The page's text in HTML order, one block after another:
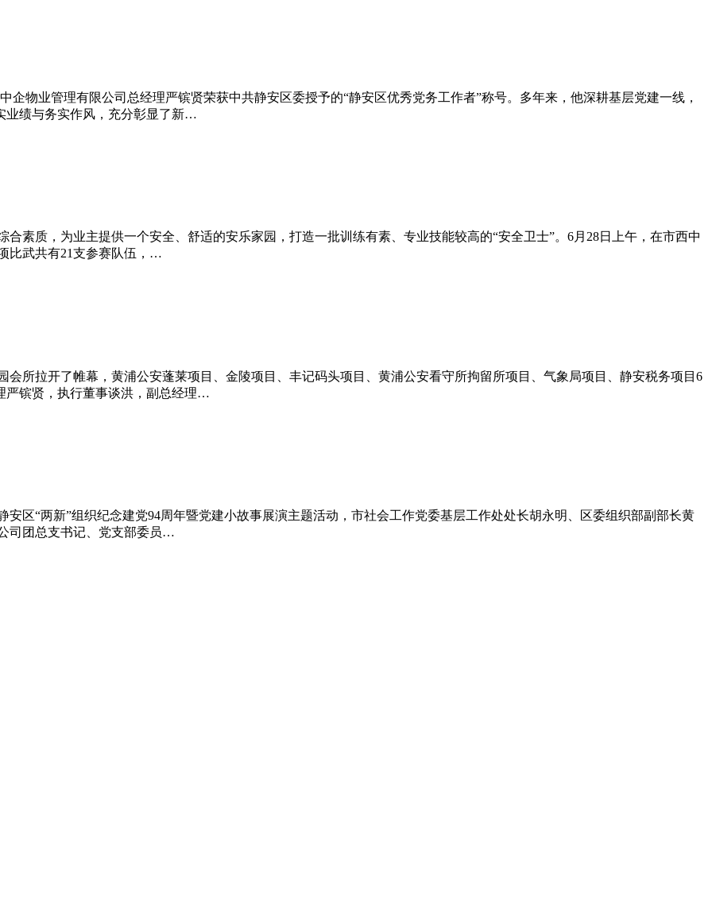
企物业管理有限公司总经理严镔贤荣获中共静安区委授予的“静安区优秀党务工作者”称号。多年来，他深耕基层党建一线，
业绩与务实作风，充分彰显了新…
素质，为业主提供一个安全、舒适的安乐家园，打造一批训练有素、专业技能较高的“安全卫士”。6月28日上午，在市西中
比武共有21支参赛队伍，…
会所拉开了帷幕，黄浦公安蓬莱项目、金陵项目、丰记码头项目、黄浦公安看守所拘留所项目、气象局项目、静安税务项目6
严镔贤，执行董事谈洪，副总经理…
安区“两新”组织纪念建党94周年暨党建小故事展演主题活动，市社会工作党委基层工作处处长胡永明、区委组织部副部长黄
司团总支书记、党支部委员…